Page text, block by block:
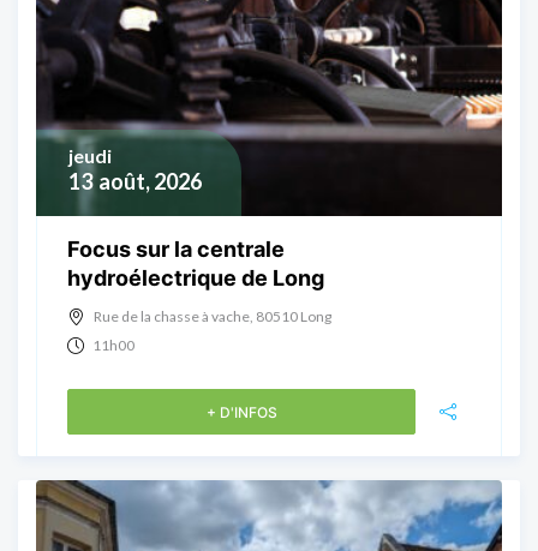
13 août, 2026
jeudi
Focus sur la centrale
hydroélectrique de Long
Rue de la chasse à vache, 80510 Long
11h00
+ D'INFOS